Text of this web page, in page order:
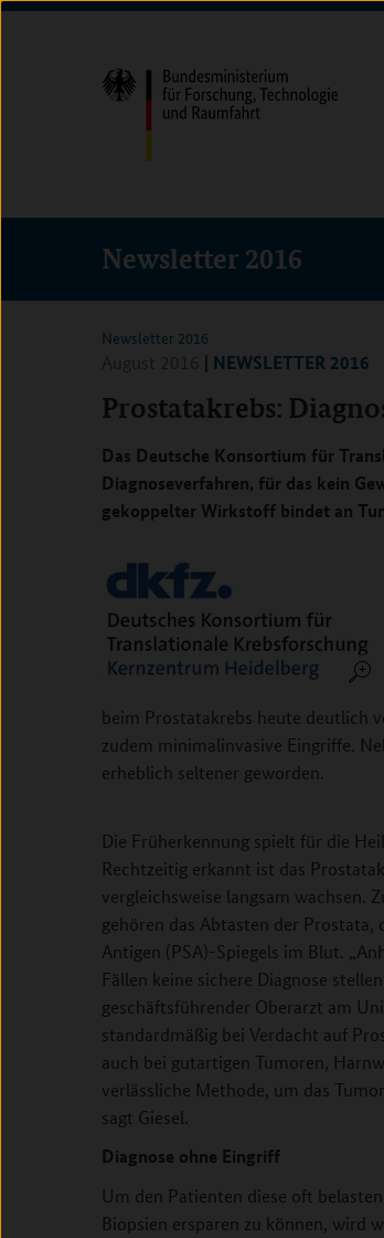
Direkt
(Eingabetaste)
Direkt
(Eingabetaste)
Direkt
(Eingabetaste)
Newsletter 2016
Newsletter 2016
| NEWSLETTER 2016
Prostatakrebs:
Das Deutsche Konsortium für
Diagnoseverfahren, für das kein
gekoppelter Wirkstoff bindet an
beim Prostatakrebs heute deutlich
zudem minimalinvasive Eingriffe.
erheblich seltener geworden.
Die Früherkennung spielt für die
Rechtzeitig erkannt ist das
vergleichsweise langsam wachsen.
gehören das Abtasten der
Antigen (PSA)-Spiegels im Blut.
Fällen keine sichere Diagnose
geschäftsführender Oberarzt am
standardmäßig bei Verdacht auf
auch bei gutartigen Tumoren,
verlässliche Methode, um das
sagt Giesel.
Diagnose ohne Eingriff
Um den Patienten diese oft
Biopsien ersparen zu können, wird